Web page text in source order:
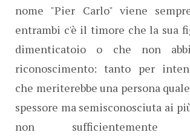
nome "Pier Carlo" viene
entrambi c'è il timore che la sua
dimenticatoio o che non
riconoscimento: tanto per
che meriterebbe una persona
spessore ma semisconosciuta ai
non sufficientemente